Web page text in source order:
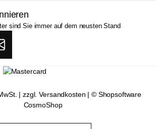
sind Sie immer auf dem neusten Stand
|zzgl. Versandkosten | © Shopsoftware
CosmoShop